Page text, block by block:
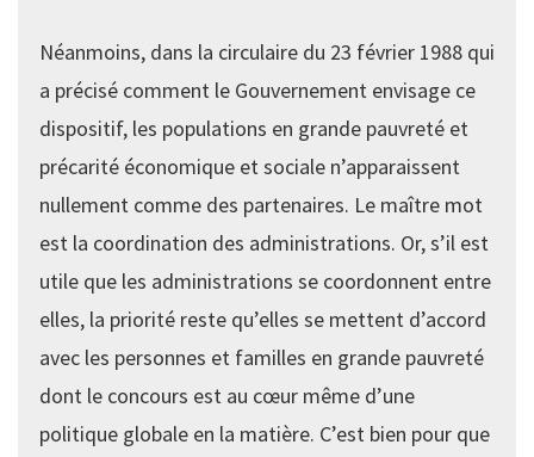
Néanmoins, dans la circulaire du 23 février 1988 qui
a précisé comment le Gouvernement envisage ce
dispositif, les populations en grande pauvreté et
précarité économique et sociale n’apparaissent
nullement comme des partenaires. Le maître mot
est la coordination des administrations. Or, s’il est
utile que les administrations se coordonnent entre
elles, la priorité reste qu’elles se mettent d’accord
avec les personnes et familles en grande pauvreté
dont le concours est au cœur même d’une
politique globale en la matière. C’est bien pour que